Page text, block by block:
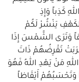
كَذِباً وَإِذِ
الكَهْفِ يَنْشُرْ لَكُمْ
وَتَرَى الشَّمْسَ إِذَا
تَقْرِضُهُمْ ذَاتَ
مَنْ يَهْدِ اللهُ فَهُوَ
وَتَحْسَبُهُمْ أَيْقَاظاً